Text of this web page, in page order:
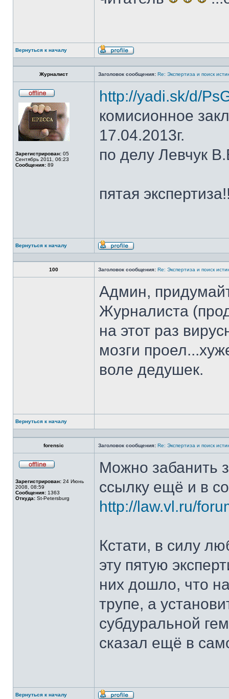
Вернуться к началу
Профиль
Журналист Заголовок сообщения: Re: Экспертиза и поиск
в
сети
Зарегистрирован: 05
Сентябрь 2011, 06:23
Сообщения: 89
http://yadi.sk/d/
комисионное
17.04.2013г.
по делу Левчук
пятая
Вернуться к началу
Профиль
100 Заголовок сообщения: Re: Экспертиза и поиск
Админ,
Журналиста
на этот раз
мозги
воле дедушек.
Вернуться к началу
forensic Заголовок сообщения: Re: Экспертиза и поиск
сети
Зарегистрирован: 24 Июнь
2008, 08:59
Сообщения: 1363
Откуда: St-Petersburg
Можно забанить
ссылку ещё и в
http://law.vl.ru/
Кстати, в силу
эту пятую
них дошло, что
трупе, а
субдуральной
сказал ещё в
Вернуться к началу